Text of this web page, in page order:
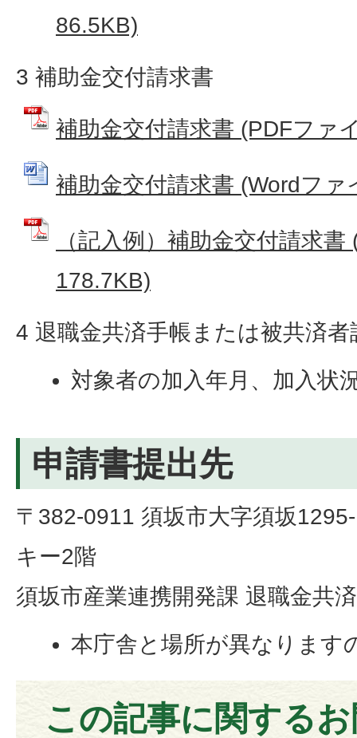
86.5KB)
3 補助金交付請求書
補助金交付請求書 (PDFファ
補助金交付請求書 (Wordファ
（記入例）補助金交付請求
178.7KB)
4 退職金共済手帳または被共済者
対象者の加入年月、加入状
申請書提出先
〒382-0911 須坂市大字須坂
キー2階
須坂市産業連携開発課 退職金共
本庁舎と場所が異なります
この記事に関する